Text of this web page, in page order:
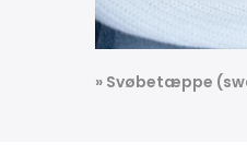
» Svøbetæppe